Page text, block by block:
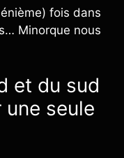
fois dans
Minorque nous
et du sud
une seule